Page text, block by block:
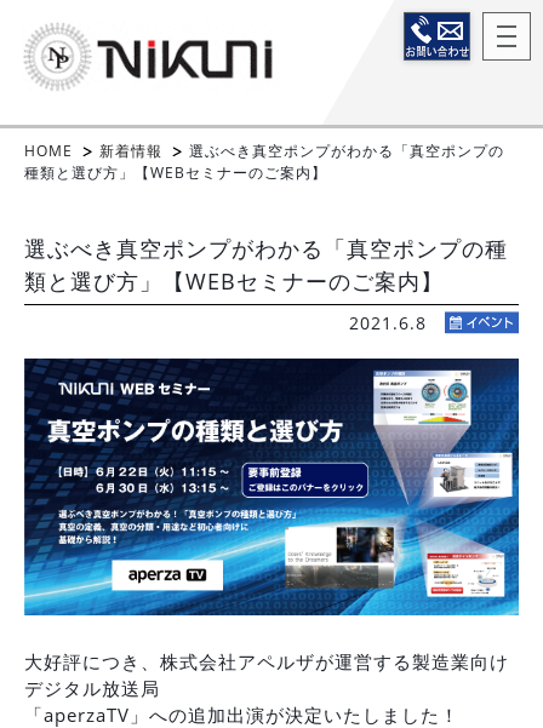
HOME 新着情報
選ぶべき真空ポンプがわかる「真空ポンプの
種類と選び方」【WEBセミナーのご案内】
選ぶべき真空ポンプがわかる「真空ポンプの種
類と選び方」【WEBセミナーのご案内】
2021.6.8
大好評につき、株式会社アペルザが運営する製造業向け
デジタル放送局
「aperzaTV」への追加出演が決定いたしました！